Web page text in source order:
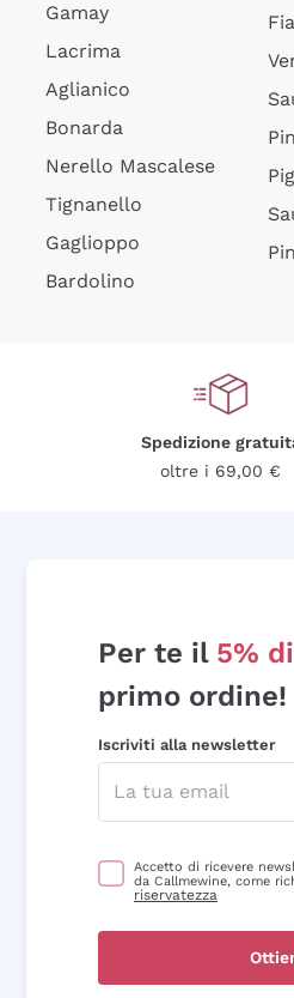
Gamay
Lacrima
Aglianico
Bonarda
Nerello Mascalese
Tignanello
Gaglioppo
Bardolino
Spedizione
oltre i 69,00 €
Per te il 5%
primo ordine!
Iscriviti alla newsletter
Accetto di ricevere
da Callmewine, come
riservatezza